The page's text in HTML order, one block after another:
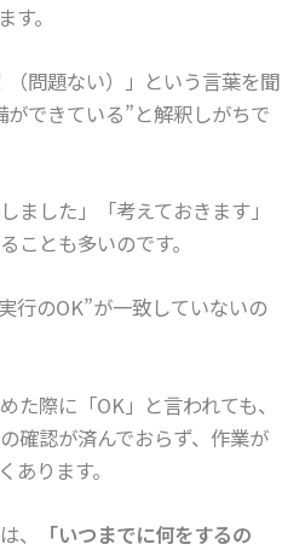
。
（問題ない）」という言葉を聞
ができている”と解釈しがちで
ました」「考えておきます」
ことも多いのです。
行のOK”が一致していないの
た際に「OK」と言われても、
確認が済んでおらず、作業が
あります。
、
「いつまでに何をするの